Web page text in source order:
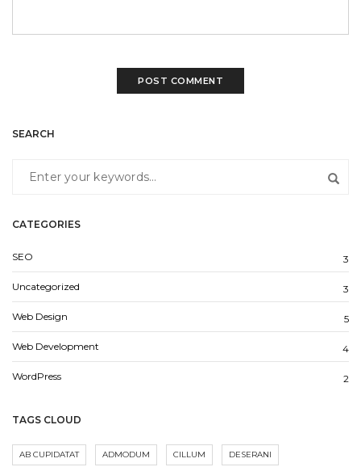
SEARCH
CATEGORIES
SEO 3
Uncategorized 3
Web Design 5
Web Development 4
WordPress 2
TAGS CLOUD
AB CUPIDATAT ADMODUM CILLUM DESERANI